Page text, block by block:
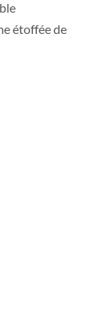
étoffée de